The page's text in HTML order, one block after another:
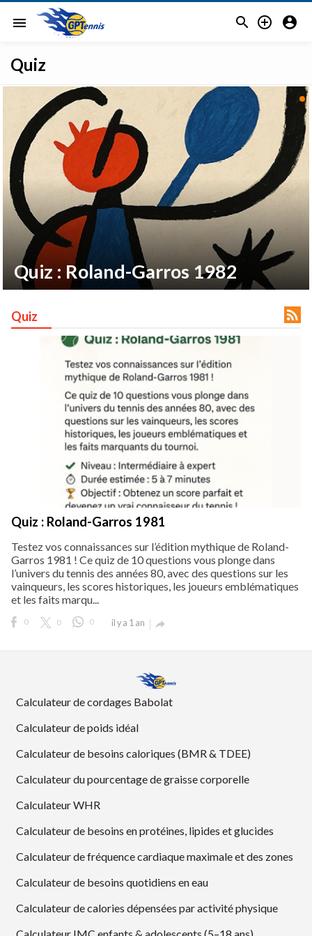
menu   
Quiz
Quiz : Roland-Garros 1982
Quiz 
Quiz : Roland-Garros 1981
Testez vos connaissances sur l’édition mythique de Roland-
Garros 1981 ! Ce quiz de 10 questions vous plonge dans
l’univers du tennis des années 80, avec des questions sur les
vainqueurs, les scores historiques, les joueurs emblématiques
et les faits marqu...
0 0 0 il y a 1 an 
Calculateur de cordages Babolat
Calculateur de poids idéal
Calculateur de besoins caloriques (BMR & TDEE)
Calculateur du pourcentage de graisse corporelle
Calculateur WHR
Calculateur de besoins en protéines, lipides et glucides
Calculateur de fréquence cardiaque maximale et des zones
Calculateur de besoins quotidiens en eau
Calculateur de calories dépensées par activité physique